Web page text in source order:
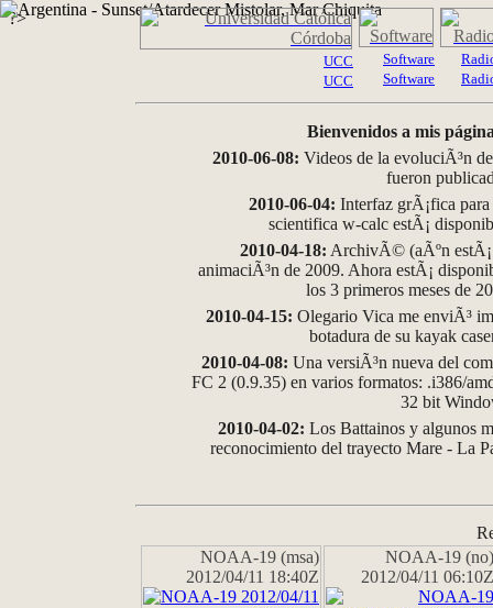
?>
UCC
UCC
Software
Software
Bienvenidos a mis
2010-06-08: Videos de la evoluciÃ³n
fueron
2010-06-04: Interfaz grÃ¡fica
scientifica w-calc estÃ¡
2010-04-18: ArchivÃ© (aÃºn
animaciÃ³n de 2009. Ahora estÃ¡
los 3 primeros meses de
2010-04-15: Olegario Vica me enviÃ³
botadura de su kayak
2010-04-08: Una versiÃ³n nueva del
FC 2 (0.9.35) en varios formatos: .i386/
32 bit
2010-04-02: Los Battainos y algunos
reconocimiento del trayecto Mare - La
NOAA-19 (msa)
2012/04/11 18:40Z
NOAA-19 (no)
2012/04/11 06:10Z